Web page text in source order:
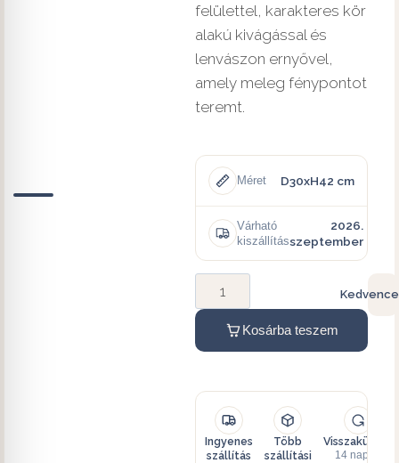
felülettel, karakteres kör
alakú kivágással és
lenvászon ernyővel,
amely meleg fénypontot
teremt.
Méret D30xH42 cm
Várható
kiszállítás
2026.
szeptember
Kosárba teszem
Ingyenes
szállítás
Több
szállítási
Visszaküldés
14 napon